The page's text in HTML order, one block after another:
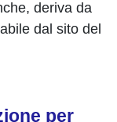
deriva da
dal sito del
per